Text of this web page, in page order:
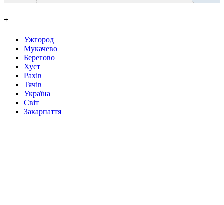
+
Ужгород
Мукачево
Берегово
Хуст
Рахів
Тячів
Україна
Світ
Закарпаття